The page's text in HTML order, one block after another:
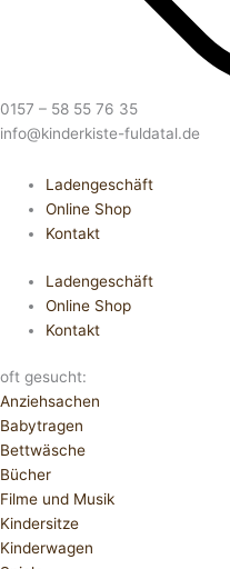
0157 – 58 55 76 35
info@kinderkiste-fuldatal.de
Ladengeschäft
Online Shop
Kontakt
Ladengeschäft
Online Shop
Kontakt
oft gesucht:
Anziehsachen
Babytragen
Bettwäsche
Bücher
Filme und Musik
Kindersitze
Kinderwagen